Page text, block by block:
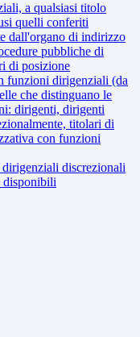
a qualsiasi titolo
quelli conferiti
dall'organo di indirizzo
pubbliche di
di posizione
funzioni dirigenziali (da
che distinguano le
dirigenti, dirigenti
titolari di
con funzioni
discrezionali
disponibili